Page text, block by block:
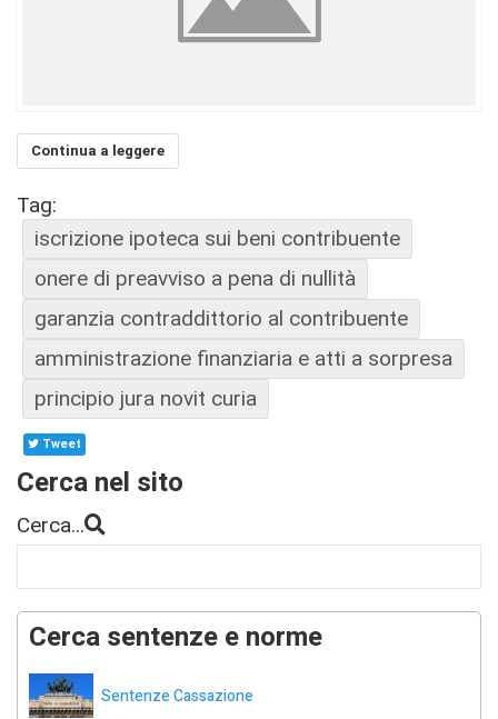
Continua a leggere
Tag:
iscrizione ipoteca sui beni contribuente
onere di preavviso a pena di nullità
garanzia contraddittorio al contribuente
amministrazione finanziaria e atti a sorpresa
principio jura novit curia
Tweet
Cerca nel sito
Cerca...
Cerca sentenze e norme
Sentenze Cassazione